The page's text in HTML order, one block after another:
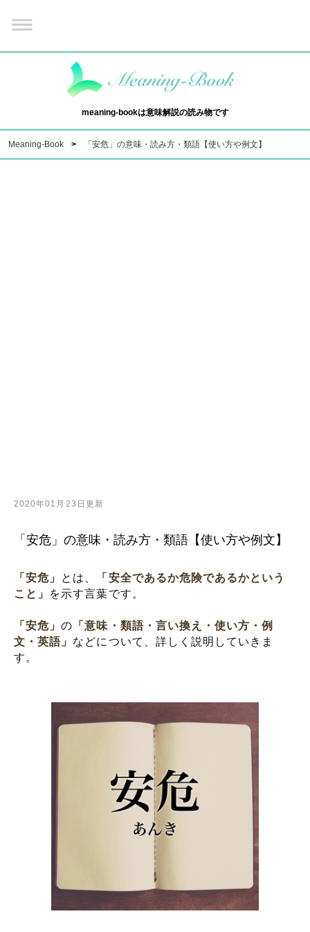
meaning-bookは意味解説の読み物です
Meaning-Book 「安危」の意味・読み方・類語【使い方や例文】
2020年01月23日更新
「安危」の意味・読み方・類語【使い方や例文】
「安危」 とは、
「安全であるか危険であるかという
こと」
を示す言葉です。
「安危」の 「意味・類語・言い換え・使い方・例
文・英語」 などについて、詳しく説明していきま
す。